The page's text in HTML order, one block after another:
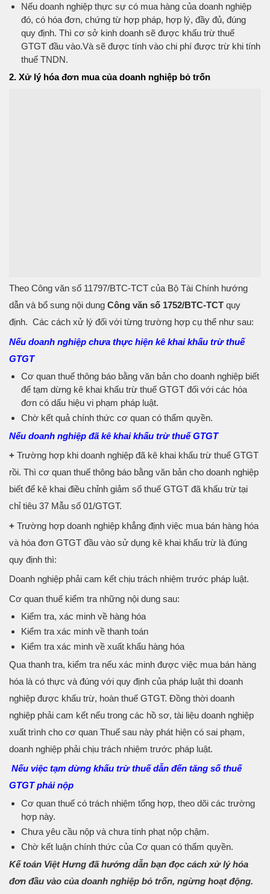
Nếu doanh nghiệp thực sự có mua hàng của doanh nghiệp
đó, có hóa đơn, chứng từ hợp pháp, hợp lý, đầy đủ, đúng
quy định. Thì cơ sở kinh doanh sẽ được khấu trừ thuế
GTGT đầu vào.Và sẽ được tính vào chi phí được trừ khi tính
thuế TNDN.
2. Xử lý hóa đơn mua của doanh nghiệp bỏ trốn
Theo Công văn số 11797/BTC-TCT của Bộ Tài Chính hướng
dẫn và bổ sung nội dung Công văn số 1752/BTC-TCT quy
định. Các cách xử lý đối với từng trường hợp cụ thể như sau:
Nếu doanh nghiệp chưa thực hiện kê khai khấu trừ thuế
GTGT
Cơ quan thuế thông báo bằng văn bản cho doanh nghiệp biết
để tạm dừng kê khai khấu trừ thuế GTGT đối với các hóa
đơn có dấu hiệu vi phạm pháp luật.
Chờ kết quả chính thức cơ quan có thẩm quyền.
Nếu doanh nghiệp đã kê khai khấu trừ thuế GTGT
+ Trường hợp khi doanh nghiệp đã kê khai khấu trừ thuế GTGT
rồi. Thì cơ quan thuế thông báo bằng văn bản cho doanh nghiệp
biết để kê khai điều chỉnh giảm số thuế GTGT đã khấu trừ tại
chỉ tiêu 37 Mẫu số 01/GTGT.
+ Trường hợp doanh nghiệp khẳng định việc mua bán hàng hóa
và hóa đơn GTGT đầu vào sử dụng kê khai khấu trừ là đúng
quy định thì:
Doanh nghiệp phải cam kết chịu trách nhiệm trước pháp luật.
Cơ quan thuế kiểm tra những nội dung sau:
Kiểm tra, xác minh về hàng hóa
Kiểm tra xác minh về thanh toán
Kiểm tra xác minh về xuất khẩu hàng hóa
Qua thanh tra, kiểm tra nếu xác minh được việc mua bán hàng
hóa là có thực và đúng với quy định của pháp luật thì doanh
nghiệp được khấu trừ, hoàn thuế GTGT. Đồng thời doanh
nghiệp phải cam kết nếu trong các hồ sơ, tài liệu doanh nghiệp
xuất trình cho cơ quan Thuế sau này phát hiện có sai phạm,
doanh nghiệp phải chịu trách nhiệm trước pháp luật.
Nếu việc tạm dừng khấu trừ thuế dẫn đến tăng số thuế
GTGT phải nộp
Cơ quan thuế có trách nhiệm tổng hợp, theo dõi các trường
hợp này.
Chưa yêu cầu nộp và chưa tính phạt nộp chậm.
Chờ kết luận chính thức của Cơ quan có thẩm quyền.
Kế toán Việt Hưng đã hướng dẫn bạn đọc cách xử lý hóa
đơn đầu vào của doanh nghiệp bỏ trốn, ngừng hoạt động.